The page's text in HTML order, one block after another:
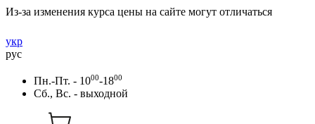
Из-за изменения курса цены на сайте могут отличаться
укр
рус
Пн.-Пт. - 1000-1800
Сб., Вс. - выходной